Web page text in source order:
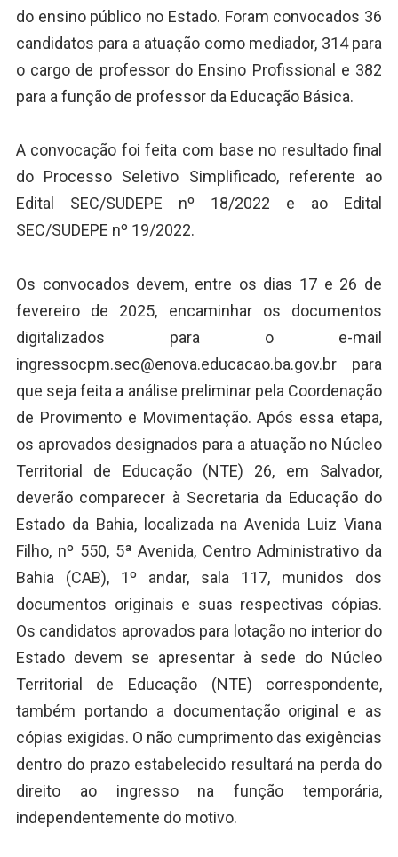
do ensino público no Estado. Foram convocados 36
candidatos para a atuação como mediador, 314 para
o cargo de professor do Ensino Profissional e 382
para a função de professor da Educação Básica.
A convocação foi feita com base no resultado final
do Processo Seletivo Simplificado, referente ao
Edital SEC/SUDEPE nº 18/2022 e ao Edital
SEC/SUDEPE nº 19/2022.
Os convocados devem, entre os dias 17 e 26 de
fevereiro de 2025, encaminhar os documentos
digitalizados para o e-mail
ingressocpm.sec@enova.educacao.ba.gov.br para
que seja feita a análise preliminar pela Coordenação
de Provimento e Movimentação. Após essa etapa,
os aprovados designados para a atuação no Núcleo
Territorial de Educação (NTE) 26, em Salvador,
deverão comparecer à Secretaria da Educação do
Estado da Bahia, localizada na Avenida Luiz Viana
Filho, nº 550, 5ª Avenida, Centro Administrativo da
Bahia (CAB), 1º andar, sala 117, munidos dos
documentos originais e suas respectivas cópias.
Os candidatos aprovados para lotação no interior do
Estado devem se apresentar à sede do Núcleo
Territorial de Educação (NTE) correspondente,
também portando a documentação original e as
cópias exigidas. O não cumprimento das exigências
dentro do prazo estabelecido resultará na perda do
direito ao ingresso na função temporária,
independentemente do motivo.